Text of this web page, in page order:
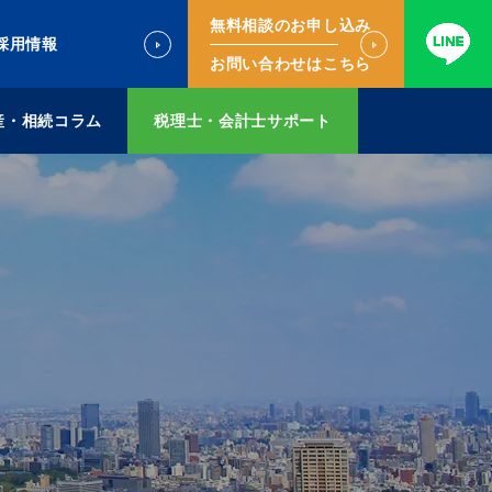
用情報
無料相談のお申し込み
お問い合わせはこちら
・相続コラム 税理士・会計士サポート